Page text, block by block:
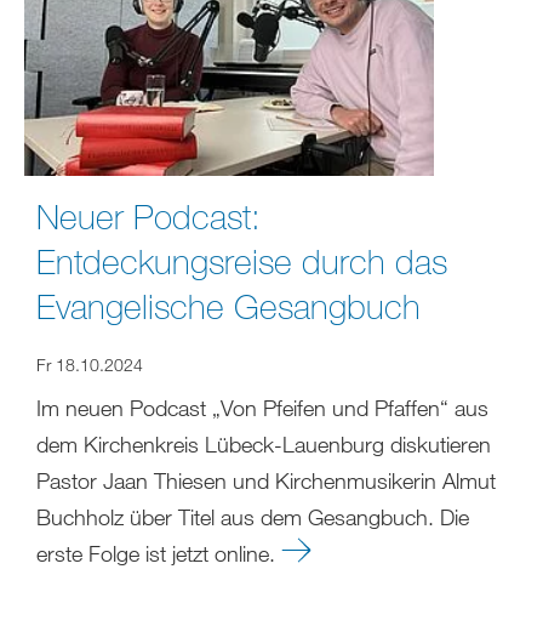
Neuer Podcast:
Entdeckungsreise durch das
Evangelische Gesangbuch
Fr 18.10.2024
Im neuen Podcast „Von Pfeifen und Pfaffen“ aus
dem Kirchenkreis Lübeck-Lauenburg diskutieren
Pastor Jaan Thiesen und Kirchenmusikerin Almut
Buchholz über Titel aus dem Gesangbuch. Die
erste Folge ist jetzt online.